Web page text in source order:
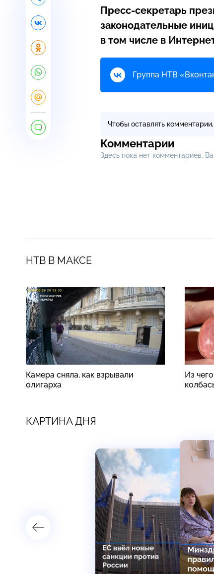
Пресс-секретарь
законодательные
в том числе в
Группа НТВ
Чтобы оставлять комментарии,
Комментарии
Здесь пока нет комментариев,
НТВ В МАКСЕ
Камера сняла, как взрывали
олигарха
Из
КАРТИНА ДНЯ